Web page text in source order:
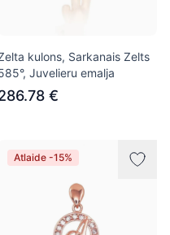
kulons, Sarkanais Zelts
Juvelieru emalja
€
Atlaide -15%